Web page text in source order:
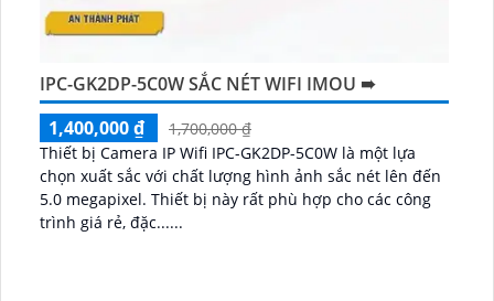
IPC-GK2DP-5C0W SẮC NÉT WIFI IMOU ➠
1,400,000 ₫
1,700,000 ₫
Thiết bị Camera IP Wifi IPC-GK2DP-5C0W là một lựa
chọn xuất sắc với chất lượng hình ảnh sắc nét lên đến
5.0 megapixel. Thiết bị này rất phù hợp cho các công
trình giá rẻ, đặc......